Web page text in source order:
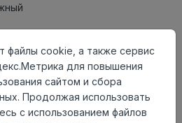
в корзину
товара может отличаться от
файлы cookie, а также сервис
для повышения
сайтом и сбора
Продолжая использовать
с использованием файлов